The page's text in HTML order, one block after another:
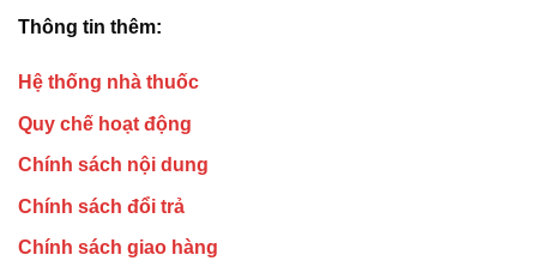
Thông tin thêm:
Hệ thống nhà thuốc
Quy chế hoạt động
Chính sách nội dung
Chính sách đổi trả
Chính sách giao hàng